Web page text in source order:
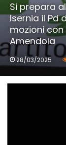
Si prepara
Isernia il Pd
mozioni
Amendola
28/03/2025